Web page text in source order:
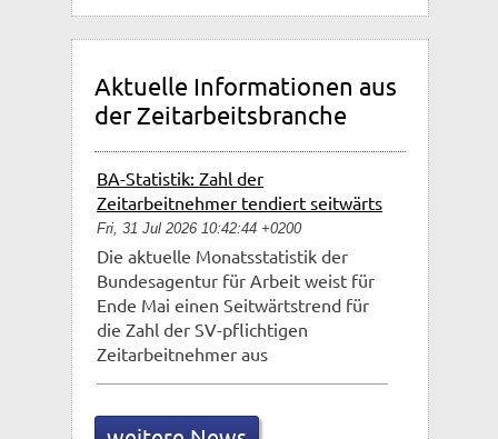
Sie suchen fähige
Mitarbeiter?
Aktuelle Informationen aus
der Zeitarbeitsbranche
BA-Statistik: Zahl der
Zeitarbeitnehmer tendiert seitwärts
Fri, 31 Jul 2026 10:42:44 +0200
Die aktuelle Monatsstatistik der
Bundesagentur für Arbeit weist für
Ende Mai einen Seitwärtstrend für
die Zahl der SV-pflichtigen
Zeitarbeitnehmer aus